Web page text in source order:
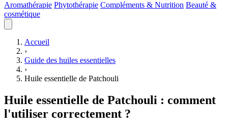
Aromathérapie Phytothérapie Compléments & Nutrition Beauté &
cosmétique
Accueil
›
Guide des huiles essentielles
›
Huile essentielle de Patchouli
Huile essentielle de Patchouli : comment
l'utiliser correctement ?